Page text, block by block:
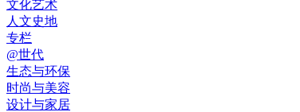
文化艺术
人文史地
专栏
@世代
生态与环保
时尚与美容
设计与家居